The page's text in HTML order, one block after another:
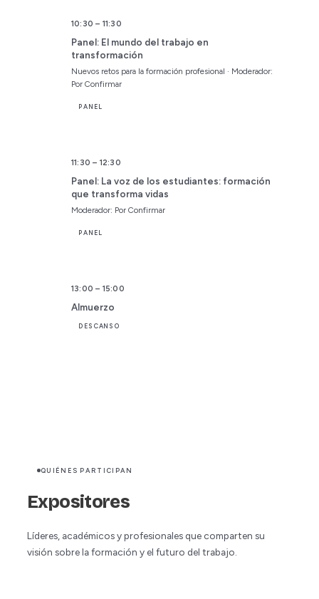
10:30 – 11:30
Panel: El mundo del trabajo en
transformación
Nuevos retos para la formación profesional · Moderador:
Por Confirmar
PANEL
11:30 – 12:30
Panel: La voz de los estudiantes: formación
que transforma vidas
Moderador: Por Confirmar
PANEL
13:00 – 15:00
Almuerzo
DESCANSO
QUIÉNES PARTICIPAN
Expositores
Líderes, académicos y profesionales que comparten su
visión sobre la formación y el futuro del trabajo.